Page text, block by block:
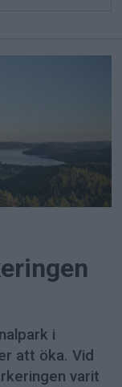
i
att öka. Vid
varit